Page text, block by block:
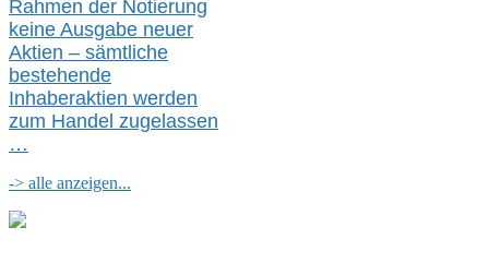
Rahmen der Notierung
keine Ausgabe neuer
Aktien – sämtliche
bestehende
Inhaberaktien werden
zum Handel zugelassen
…
-> alle anzeigen...